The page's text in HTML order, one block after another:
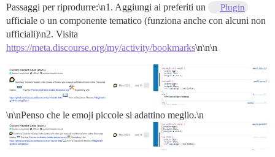
Passaggi per riprodurre:\n1. Aggiungi ai preferiti un Plugin
ufficiale o un componente tematico (funziona anche con alcuni non
ufficiali)\n2. Visita
https://meta.discourse.org/my/activity/bookmarks\n\n\n
\n\nPenso che le emoji piccole si adattino meglio.\n